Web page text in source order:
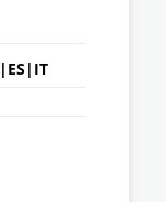
| ES | IT